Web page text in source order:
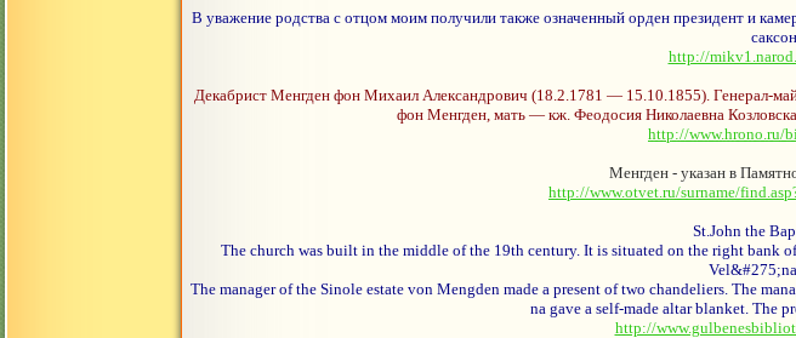
В уважение родства с отцом моим получили также означенный орден президент и
http://
Декабрист Менгден фон Михаил Александрович (18.2.1781 — 15.10.1855). Генерал-
фон Менгден, мать — кж. Феодосия Николаевна
http://www.hrono.ru/
Менгден - указан в
http://www.otvet.ru/surname/
St.John the
The church was built in the middle of the 19th century. It is situated on the right bank
The manager of the Sinole estate von Mengden made a present of two chandeliers. The
na gave a self-made altar blanket. The
http://